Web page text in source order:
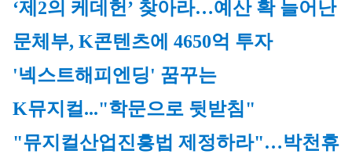
‘제2의 케데헌’ 찾아라…예산 확 늘어난
문체부, K콘텐츠에 4650억 투자
'넥스트해피엔딩' 꿈꾸는
K뮤지컬..."학문으로 뒷받침"
"뮤지컬산업진흥법 제정하라"…박천휴